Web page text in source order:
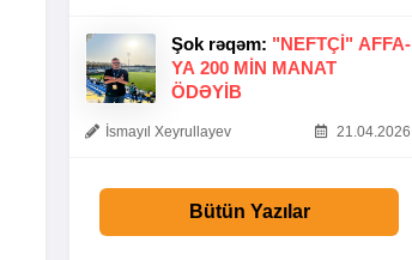
Şok rəqəm: "NEFTÇI" AFFA-
YA 200 MIN MANAT
ÖDƏYIB
İsmayıl Xeyrullayev 21.04.2026
Bütün Yazılar